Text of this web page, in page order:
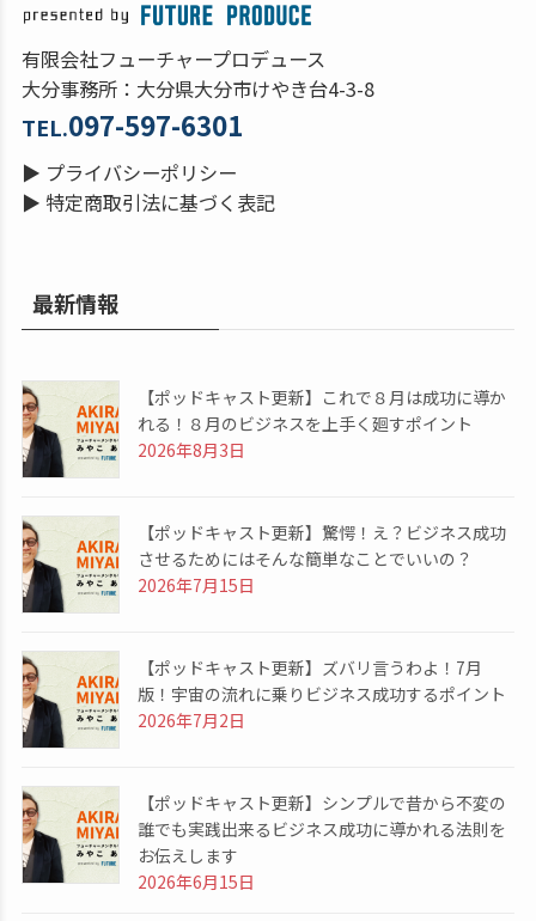
有限会社フューチャープロデュース
大分事務所：大分県大分市けやき台4-3-8
TEL.097-597-6301
▶ プライバシーポリシー
▶ 特定商取引法に基づく表記
最新情報
【ポッドキャスト更新】これで８月は成功に導か
れる！８月のビジネスを上手く廻すポイント
2026年8月3日
【ポッドキャスト更新】驚愕！え？ビジネス成功
させるためにはそんな簡単なことでいいの？
2026年7月15日
【ポッドキャスト更新】ズバリ言うわよ！7月
版！宇宙の流れに乗りビジネス成功するポイント
2026年7月2日
【ポッドキャスト更新】シンプルで昔から不変の
誰でも実践出来るビジネス成功に導かれる法則を
お伝えします
2026年6月15日